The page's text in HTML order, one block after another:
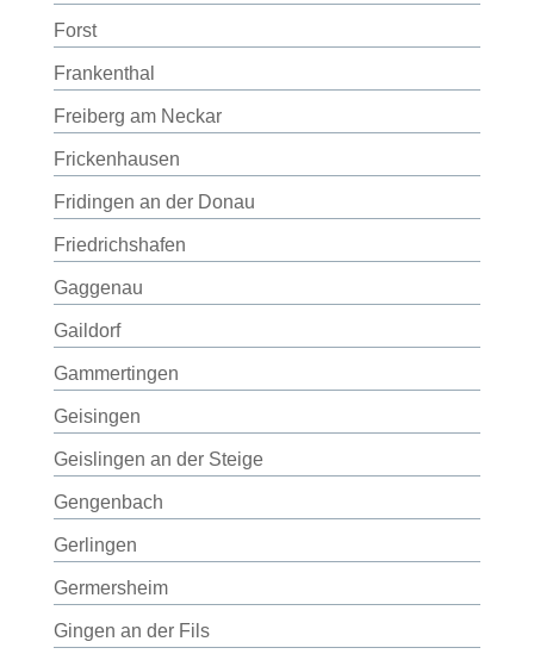
Forst
Frankenthal
Freiberg am Neckar
Frickenhausen
Fridingen an der Donau
Friedrichshafen
Gaggenau
Gaildorf
Gammertingen
Geisingen
Geislingen an der Steige
Gengenbach
Gerlingen
Germersheim
Gingen an der Fils